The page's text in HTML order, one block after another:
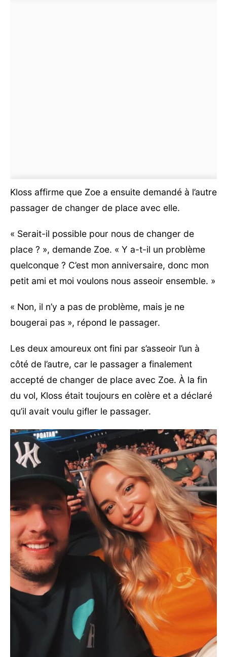
Kloss affirme que Zoe a ensuite demandé à l’autre
passager de changer de place avec elle.
« Serait-il possible pour nous de changer de
place ? », demande Zoe. « Y a-t-il un problème
quelconque ? C’est mon anniversaire, donc mon
petit ami et moi voulons nous asseoir ensemble. »
« Non, il n’y a pas de problème, mais je ne
bougerai pas », répond le passager.
Les deux amoureux ont fini par s’asseoir l’un à
côté de l’autre, car le passager a finalement
accepté de changer de place avec Zoe. À la fin
du vol, Kloss était toujours en colère et a déclaré
qu’il avait voulu gifler le passager.